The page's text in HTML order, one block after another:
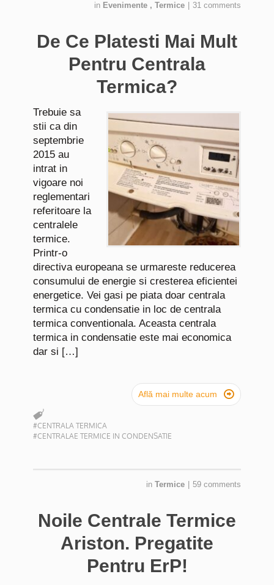
in Evenimente , Termice 31 comments
De Ce Platesti Mai Mult
Pentru Centrala
Termica?
Trebuie sa
stii ca din
septembrie
2015 au
intrat in
vigoare noi
reglementari
referitoare la
centralele
termice.
Printr-o
directiva europeana se urmareste reducerea
consumului de energie si cresterea eficientei
energetice. Vei gasi pe piata doar centrala
termica cu condensatie in loc de centrala
termica conventionala. Aceasta centrala
termica in condensatie este mai economica
dar si […]
Află mai multe acum 
#CENTRALA TERMICA
#CENTRALAE TERMICE IN CONDENSATIE
in Termice 59 comments
Noile Centrale Termice
Ariston. Pregatite
Pentru ErP!